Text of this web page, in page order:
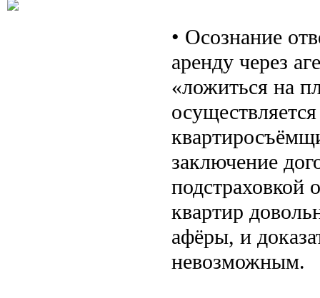
• Осознание
аренду через
«ложиться на
заключение
подстраховкой
квартир
афёры, и
невозможным.